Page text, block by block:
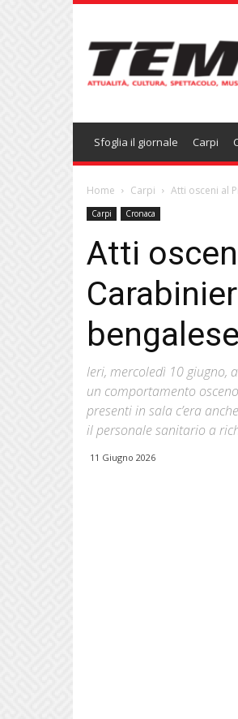
Sfoglia il giornale Carpi
Home Carpi Atti osceni al
Carpi Cronaca
Atti
bengalese
Ieri, mercoledì 10 giugno,
un comportamento
presenti in sala c’era
il personale sanitario a
11 Giugno 2026